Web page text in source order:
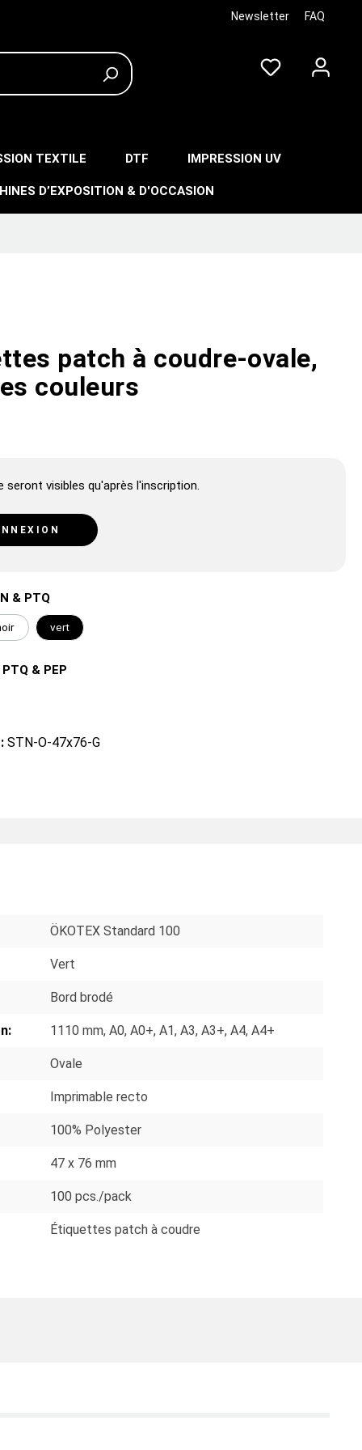
Newsletter FAQ
TEXTILE DTF IMPRESSION UV
D’EXPOSITION & D'OCCASION
patch à coudre-ovale,
couleurs
seront visibles qu'après l'inscription.
& PTQ
vert
& PEP
STN-O-47x76-G
ÖKOTEX Standard 100
Vert
Bord brodé
1110 mm, A0, A0+, A1, A3, A3+, A4, A4+
Ovale
Imprimable recto
100% Polyester
47 x 76 mm
100 pcs./pack
Étiquettes patch à coudre